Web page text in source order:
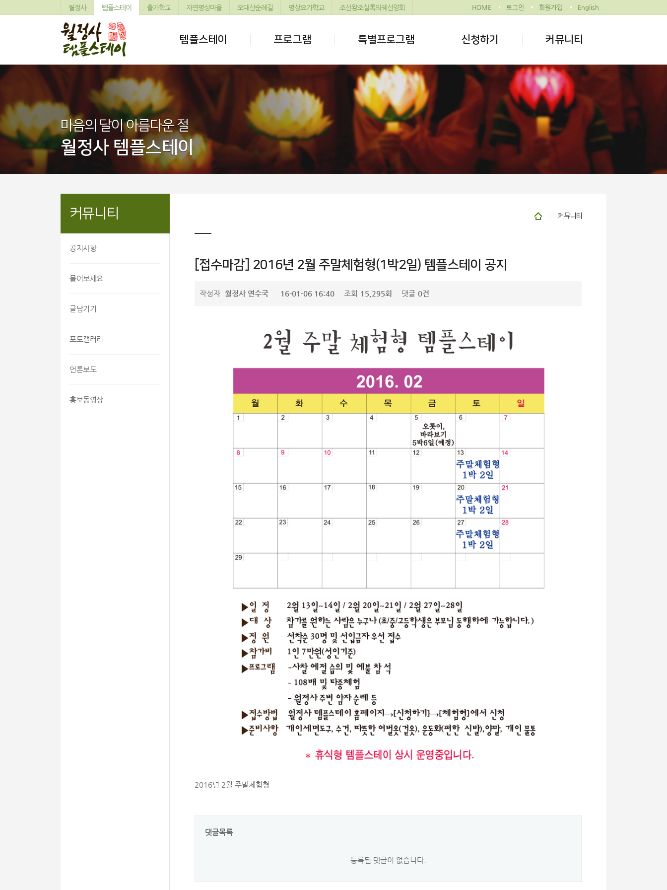
월정사 템플스테이 출가학교 자연명상마을 오대산순례길 명상요가학교 조선왕조실록의궤선양회 HOME 로그인 회원가입 English
템플스테이 프로그램 특별프로그램 신청하기 커뮤니티
마음의 달이 아름다운 절
월정사 템플스테이
커뮤니티
공지사항
물어보세요
글남기기
포토갤러리
언론보도
홍보동영상
커뮤니티
[접수마감] 2016년 2월 주말체험형(1박2일) 템플스테이 공지
작성자 월정사 연수국 16-01-06 16:40 조회 15,295회 댓글 0건
2016년 2월 주말체험형
댓글목록
등록된 댓글이 없습니다.